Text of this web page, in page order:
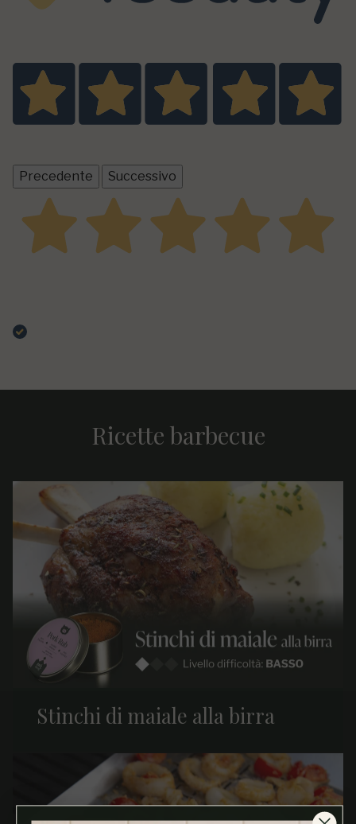
Precedente
Successivo
Ricette barbecue
Stinchi di maiale alla birra